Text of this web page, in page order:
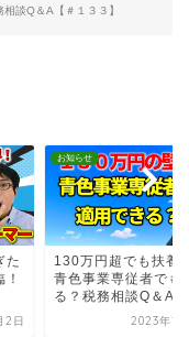
談Q＆A【＃１３３】
た
2日
お知らせ
130万円超でも扶養
青色事業専従者でも
る？税務相談Q＆A...
2023年12